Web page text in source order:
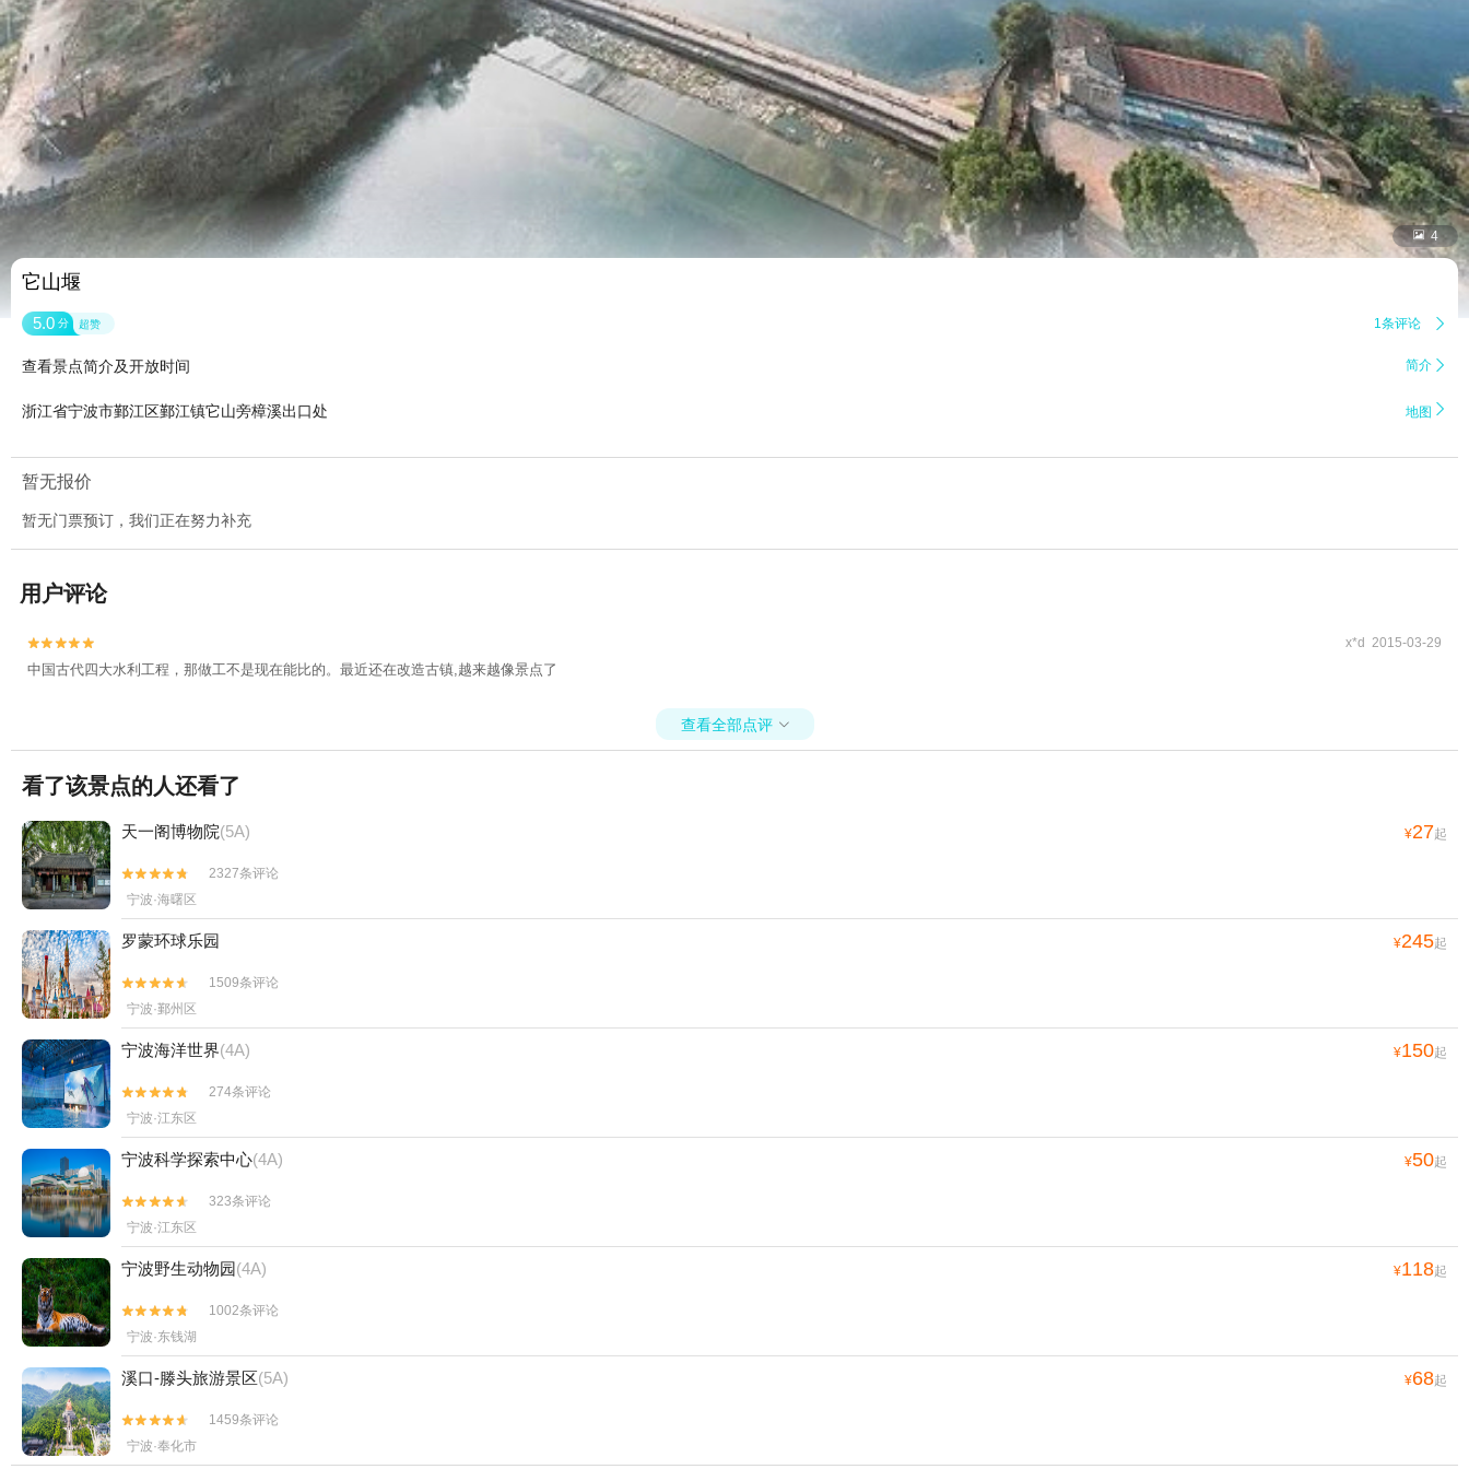
 4
它山堰
5.0 分 超赞 1条评论 
查看景点简介及开放时间 简介 
浙江省宁波市鄞江区鄞江镇它山旁樟溪出口处 地图 
暂无报价
暂无门票预订，我们正在努力补充
用户评论

 x*d 2015-03-29
中国古代四大水利工程，那做工不是现在能比的。最近还在改造古镇,越来越像景点了
查看全部点评 
看了该景点的人还看了
天一阁博物院(5A) ¥27起


2327条评论
宁波·海曙区
罗蒙环球乐园 ¥245起


1509条评论
宁波·鄞州区
宁波海洋世界(4A) ¥150起


274条评论
宁波·江东区
宁波科学探索中心(4A) ¥50起


323条评论
宁波·江东区
宁波野生动物园(4A) ¥118起


1002条评论
宁波·东钱湖
溪口-滕头旅游景区(5A) ¥68起


1459条评论
宁波·奉化市